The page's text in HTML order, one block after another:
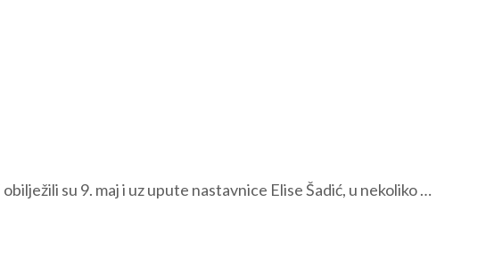
su 9. maj i uz upute nastavnice Elise Šadić, u nekoliko …